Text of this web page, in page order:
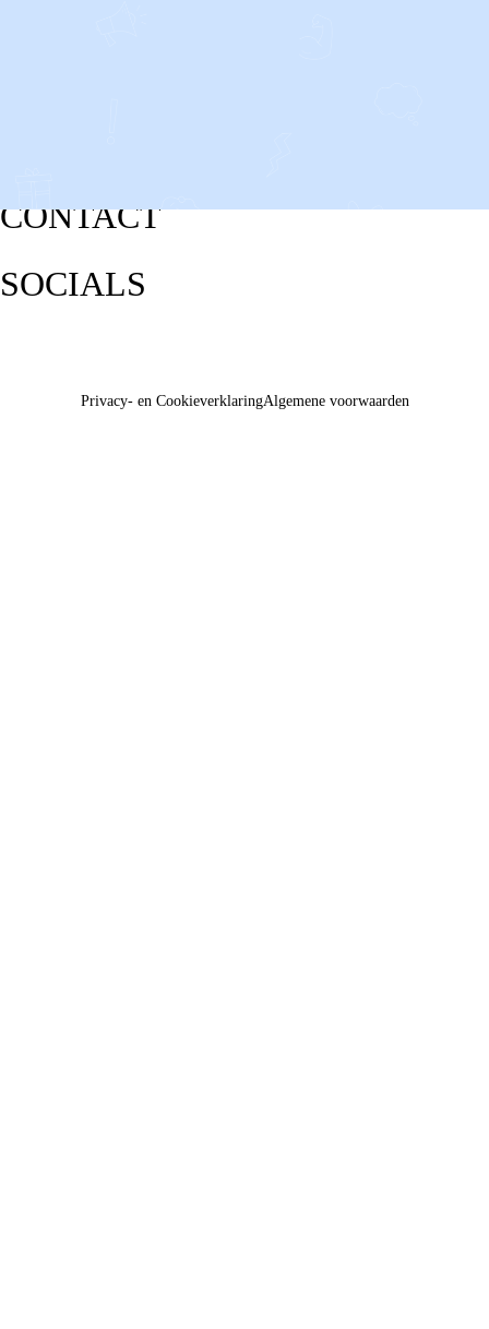
CONTACT
SOCIALS
Privacy- en CookieverklaringAlgemene voorwaarden